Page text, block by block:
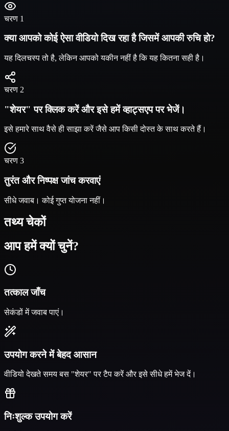
चरण 1
क्या आपको कोई ऐसा वीडियो दिख रहा है जिसमें आपकी रुचि हो?
यह दिलचस्प तो है, लेकिन आपको यकीन नहीं है कि यह कितना सही है।
चरण 2
"शेयर" पर क्लिक करें और इसे हमें व्हाट्सएप पर भेजें।
इसे हमारे साथ वैसे ही साझा करें जैसे आप किसी दोस्त के साथ करते हैं।
चरण 3
तुरंत और निष्पक्ष जांच करवाएं
सीधे जवाब। कोई गुप्त योजना नहीं।
तथ्यचेकों
आप हमें क्यों चुनें?
तत्काल जाँच
सेकंडों में जवाब पाएं।
उपयोग करने में बेहद आसान
वीडियो देखते समय बस "शेयर" पर टैप करें और इसे सीधे हमें भेज दें।
निःशुल्क उपयोग करें